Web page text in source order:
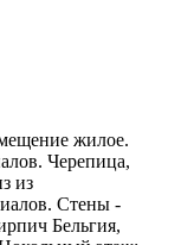
жилое.
Черепица,
из
Стены -
Бельгия,